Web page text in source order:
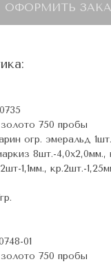
ОФОРМИТЬ
750 пробы
огр. эмеральд
8шт.-4,0х2,0мм.,
1,1мм., кр.2шт.-
01
750 пробы